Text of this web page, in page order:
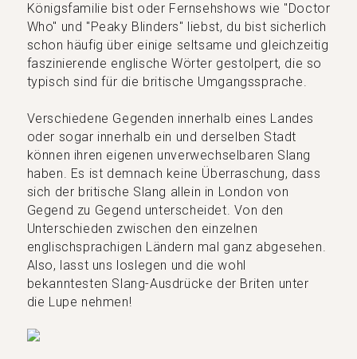
Königsfamilie bist oder Fernsehshows wie "Doctor
Who" und "Peaky Blinders" liebst, du bist sicherlich
schon häufig über einige seltsame und gleichzeitig
faszinierende englische Wörter gestolpert, die so
typisch sind für die britische Umgangssprache.
Verschiedene Gegenden innerhalb eines Landes
oder sogar innerhalb ein und derselben Stadt
können ihren eigenen unverwechselbaren Slang
haben. Es ist demnach keine Überraschung, dass
sich der britische Slang allein in London von
Gegend zu Gegend unterscheidet. Von den
Unterschieden zwischen den einzelnen
englischsprachigen Ländern mal ganz abgesehen.
Also, lasst uns loslegen und die wohl
bekanntesten Slang-Ausdrücke der Briten unter
die Lupe nehmen!